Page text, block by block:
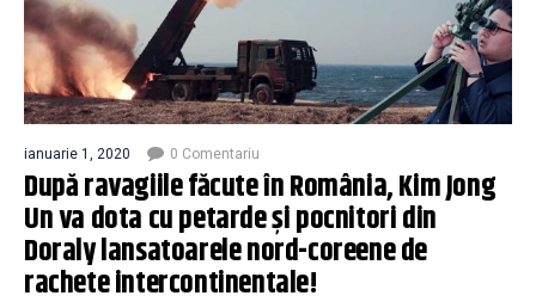
ianuarie 1, 2020 0 Comentariu
După ravagiile făcute în România, Kim Jong
Un va dota cu petarde și pocnitori din
Doraly lansatoarele nord-coreene de
rachete intercontinentale!